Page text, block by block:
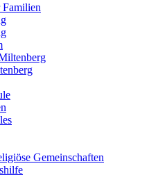
Gemeinschaften